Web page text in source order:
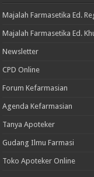
Majalah Farmasetika Ed.
Majalah Farmasetika Ed.
Newsletter
CPD Online
Forum Kefarmasian
Agenda Kefarmasian
Tanya Apoteker
Gudang Ilmu Farmasi
Toko Apoteker Online